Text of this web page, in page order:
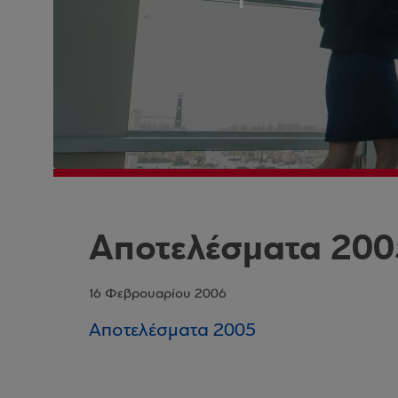
Αποτελέσματα
16 Φεβρουαρίου 2006
Αποτελέσματα 2005